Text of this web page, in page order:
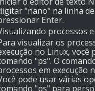
"nano" na linha
Enter.
processos
visualizar os
no Linux, você
"ps". O
em execução
pode usar várias
"ps" para